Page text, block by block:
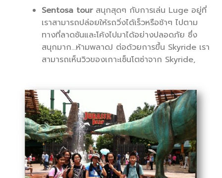
Sentosa tourสนุกสุดๆ กับการเล่น Luge อยู่ที่
เราสามารถปล่อยให้รถวิ่งได้เร็วหรือช้าๆ ไปตาม
ทางที่ลาดชันและโค้งไปมาได้อย่างปลอดภัย ซึ่ง
สนุกมาก…ห้ามพลาดJ ต่อด้วยการขึ้น Skyride เรา
สามารถเห็นวิวของเกาะเซ็นโตซ่าจาก Skyride,